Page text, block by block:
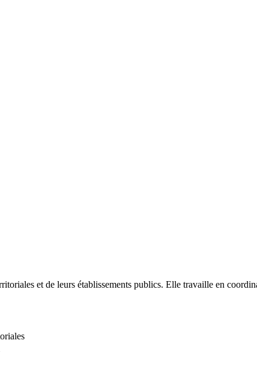
et de leurs établissements publics. Elle travaille en